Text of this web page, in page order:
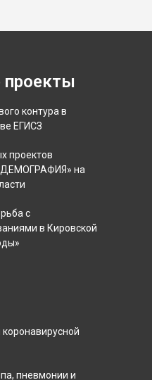
контура в
ЕГИСЗ
проектов
на
с
в Кировской
пневмонии и